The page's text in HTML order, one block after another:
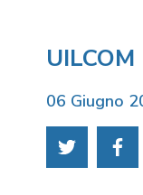
06 Giugno